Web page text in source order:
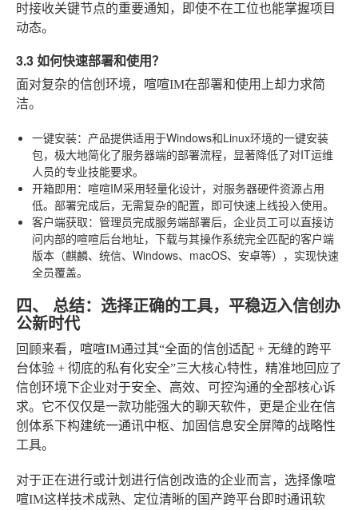
时接收关键节点的重要通知，即使不在工位也能掌握项目
动态。
3.3 如何快速部署和使用？
面对复杂的信创环境，喧喧IM在部署和使用上却力求简
洁。
一键安装：产品提供适用于Windows和Linux环境的一键安装
包，极大地简化了服务器端的部署流程，显著降低了对IT运维
人员的专业技能要求。
开箱即用：喧喧IM采用轻量化设计，对服务器硬件资源占用
低。部署完成后，无需复杂的配置，即可快速上线投入使用。
客户端获取：管理员完成服务端部署后，企业员工可以直接访
问内部的喧喧后台地址，下载与其操作系统完全匹配的客户端
版本（麒麟、统信、Windows、macOS、安卓等），实现快速
全员覆盖。
四、 总结：选择正确的工具，平稳迈入信创办
公新时代
回顾来看，喧喧IM通过其“全面的信创适配 + 无缝的跨平
台体验 + 彻底的私有化安全”三大核心特性，精准地回应了
信创环境下企业对于安全、高效、可控沟通的全部核心诉
求。它不仅仅是一款功能强大的聊天软件，更是企业在信
创体系下构建统一通讯中枢、加固信息安全屏障的战略性
工具。
对于正在进行或计划进行信创改造的企业而言，选择像喧
喧IM这样技术成熟、定位清晰的国产跨平台即时通讯软